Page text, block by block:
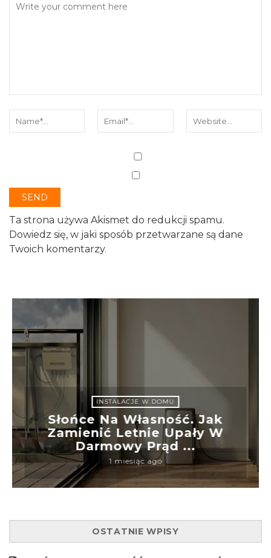
Ta strona używa Akismet do redukcji spamu.
Dowiedz się, w jaki sposób przetwarzane są dane
Twoich komentarzy.
INSTALACJE W DOMU
Słońce Na Własność. Jak
Zamienić Letnie Upały W
Darmowy Prąd ...
1 miesiąc ago
OSTATNIE WPISY